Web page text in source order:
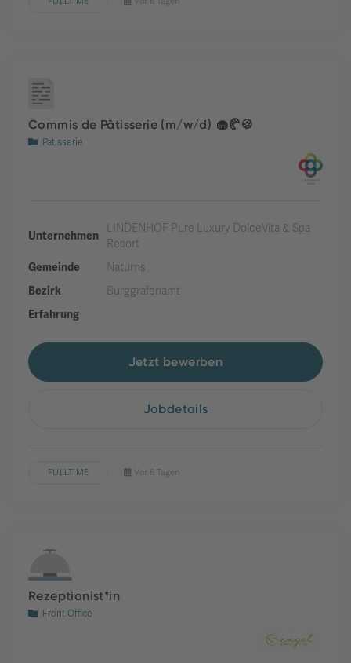
Commis de Pâtisserie (m/w/d) 🧁🥐🍪
Patisserie
Unternehmen
LINDENHOF Pure Luxury DolceVita & Spa
Resort
Gemeinde
Naturns
Bezirk
Burggrafenamt
Erfahrung
Jetzt bewerben
Jobdetails
FULLTIME Vor 6 Tagen
Rezeptionist*in
Front Office